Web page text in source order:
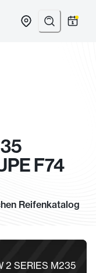
F74
Reifenkatalog
2 SERIES M235